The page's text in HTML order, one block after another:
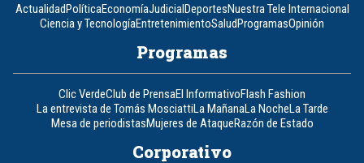
ActualidadPolíticaEconomíaJudicialDeportesNuestra Tele Internacional
Ciencia y TecnologíaEntretenimientoSaludProgramasOpinión
Programas
Clic VerdeClub de PrensaEl InformativoFlash Fashion
La entrevista de Tomás MosciattiLa MañanaLa NocheLa Tarde
Mesa de periodistasMujeres de AtaqueRazón de Estado
Corporativo